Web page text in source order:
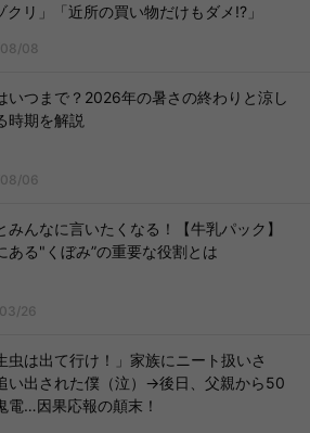
リ」「近所の買い物だけもダメ!?」
08
いつまで？2026年の暑さの終わりと涼し
時期を解説
06
みんなに言いたくなる！【牛乳パック】
ある"くぼみ”の重要な役割とは
26
虫は出て行け！」家族にニート扱いさ
い出された僕（泣）→後日、父親から50
電…因果応報の顛末！